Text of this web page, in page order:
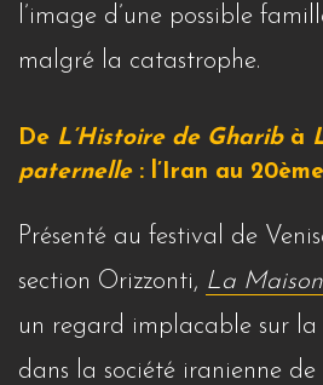
l’image d’une possible
malgré la catastrophe.
De L’Histoire de Gharibà
paternelle: l’Iran au
Présenté au festival de
section Orizzonti, La
un regard implacable sur la
dans la société iranienne de